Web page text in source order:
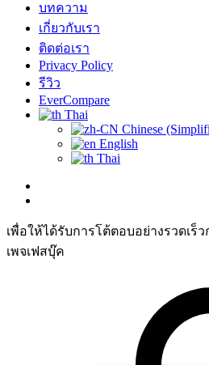
บทความ
เกี่ยวกับเรา
ติดต่อเรา
Privacy Policy
รีวิว
EverCompare
Thai
Chinese
English
Thai
เพื่อให้ได้รับการโต้ตอบอย่างรวดเ
เพจเฟสบุ๊ค